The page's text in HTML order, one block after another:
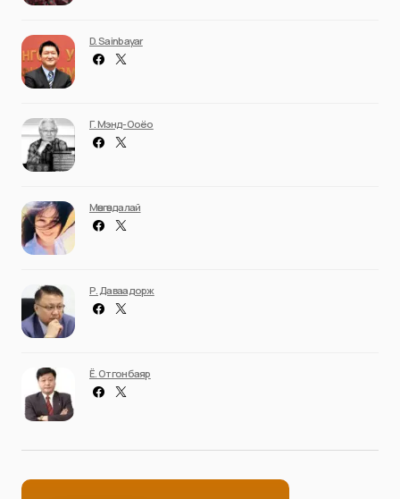
D. Sainbayar
Г. Мэнд-Ооёо
Мөнгөндалай
Р. Даваадорж
Ё. Отгонбаяр